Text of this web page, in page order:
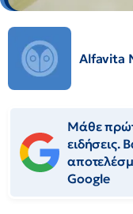
Alfavita
Μάθε
ειδήσεις.
Google